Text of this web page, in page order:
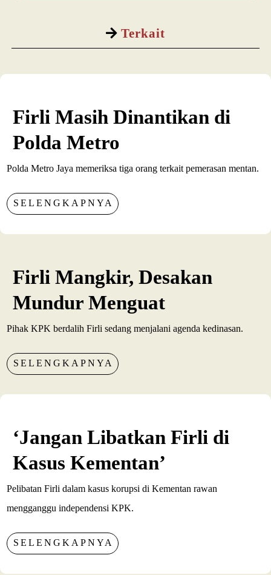
Terkait
Firli Masih Dinantikan di
Polda Metro
Polda Metro Jaya memeriksa tiga orang terkait pemerasan mentan.
SELENGKAPNYA
Firli Mangkir, Desakan
Mundur Menguat
Pihak KPK berdalih Firli sedang menjalani agenda kedinasan.
SELENGKAPNYA
‘Jangan Libatkan Firli di
Kasus Kementan’
Pelibatan Firli dalam kasus korupsi di Kementan rawan
mengganggu independensi KPK.
SELENGKAPNYA